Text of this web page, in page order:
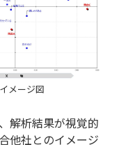
メージ図
解析結果が視覚的
他社とのイメージ